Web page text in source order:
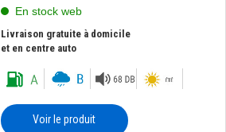
En stock web
Livraison gratuite à domicile
et en centre auto
Voir le produit